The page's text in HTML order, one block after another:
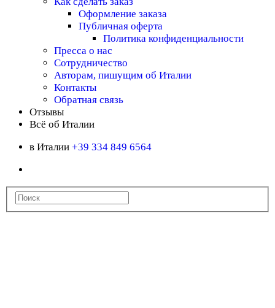
Оформление заказа
Публичная оферта
Политика конфиденциальности
Пресса о нас
Сотрудничество
Авторам, пишущим об Италии
Контакты
Обратная связь
Отзывы
Всё об Италии
в Италии +39 334 849 6564